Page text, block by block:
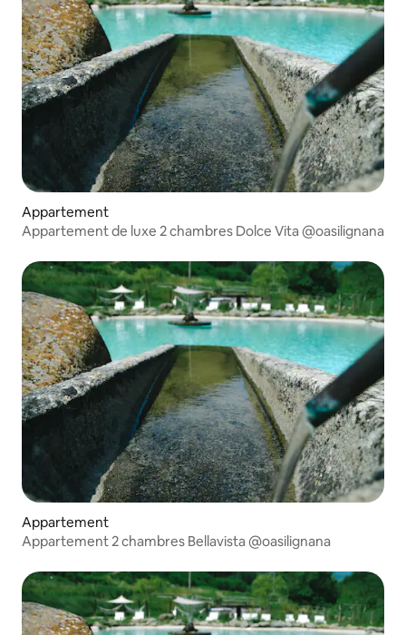
Appartement
Appartement de luxe 2 chambres Dolce Vita @oasilignana
Appartement
Appartement 2 chambres Bellavista @oasilignana